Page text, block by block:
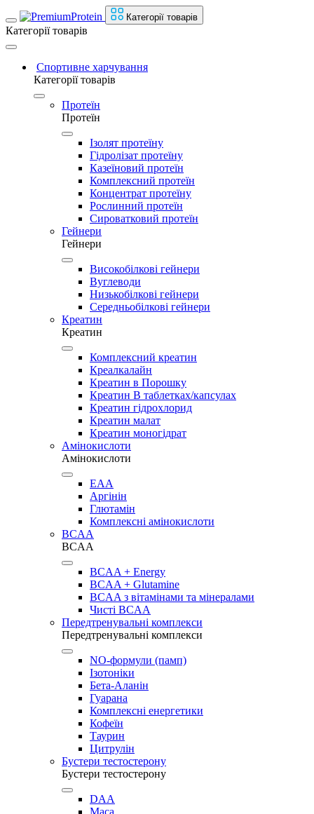
Категорії товарів
Категорії товарів
Спортивне харчування
Категорії товарів
Протеїн
Протеїн
Ізолят протеїну
Гідролізат протеїну
Казеїновий протеїн
Комплексний протеїн
Концентрат протеїну
Рослинний протеїн
Сироватковий протеїн
Гейнери
Гейнери
Високобілкові гейнери
Вуглеводи
Низькобілкові гейнери
Середньобілкові гейнери
Креатин
Креатин
Комплексний креатин
Креалкалайн
Креатин в Порошку
Креатин В таблетках/капсулах
Креатин гідрохлорид
Креатин малат
Креатин моногідрат
Амінокислоти
Амінокислоти
EAA
Аргінін
Глютамін
Комплексні амінокислоти
BCAA
BCAA
BCAA + Energy
BCAA + Glutamine
BCAA з вітамінами та мінералами
Чисті BCAA
Передтренувальні комплекси
Передтренувальні комплекси
NO-формули (памп)
Ізотоніки
Бета-Аланін
Гуарана
Комплексні енергетики
Кофеїн
Таурин
Цитрулін
Бустери тестостерону
Бустери тестостерону
DAA
Maca